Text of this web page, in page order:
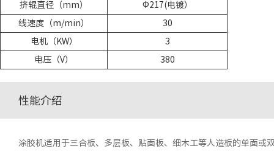
挤辊直径（mm） Φ217(电镀）
线速度（m/min） 30
电机（KW） 3
电压（V） 380
性能介绍
涂胶机适用于三合板、多层板、贴面板、细木工等人造板的单面或